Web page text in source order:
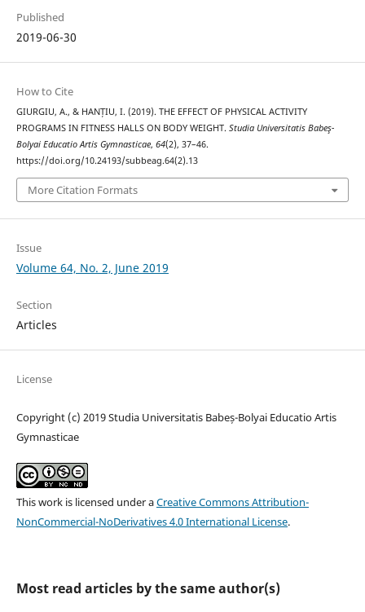
Published
2019-06-30
How to Cite
GIURGIU, A., & HANȚIU, I. (2019). THE EFFECT OF PHYSICAL ACTIVITY
PROGRAMS IN FITNESS HALLS ON BODY WEIGHT. Studia Universitatis Babeş-
Bolyai Educatio Artis Gymnasticae, 64(2), 37–46.
https://doi.org/10.24193/subbeag.64(2).13
More Citation Formats
Issue
Volume 64, No. 2, June 2019
Section
Articles
License
Copyright (c) 2019 Studia Universitatis Babeș-Bolyai Educatio Artis
Gymnasticae
This work is licensed under aCreative Commons Attribution-
NonCommercial-NoDerivatives 4.0 International License.
Most read articles by the same author(s)